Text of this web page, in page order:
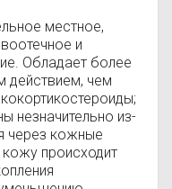
местное,
и
Обладает более
действием, чем
незначительно из-
через кожные
происходит